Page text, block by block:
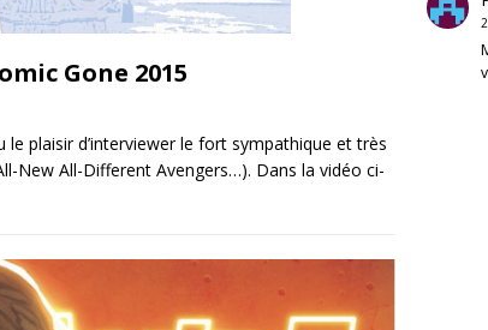
Gone 2015
le plaisir d’interviewer le fort sympathique et très
New All-Different Avengers…). Dans la vidéo ci-